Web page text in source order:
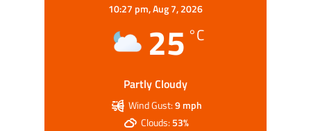
10:27 pm,Aug 7, 2026
25 °C
Partly Cloudy
Wind Gust:9 mph
Clouds:53%